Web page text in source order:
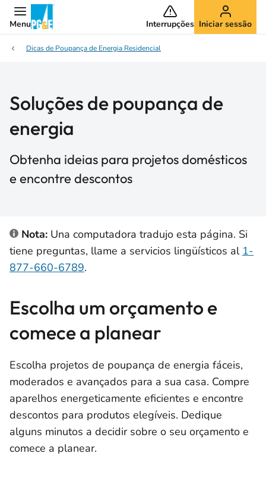
Menu Interrupções Iniciar sessão
Dicas de Poupança de Energia Residencial
Soluções de poupança de
energia
Obtenha ideias para projetos domésticos
e encontre descontos
Nota: Una computadora tradujo esta página. Si
tiene preguntas, llame a servicios lingüísticos al 1-
877-660-6789.
Escolha um orçamento e
comece a planear
Escolha projetos de poupança de energia fáceis,
moderados e avançados para a sua casa. Compre
aparelhos energeticamente eficientes e encontre
descontos para produtos elegíveis. Dedique
alguns minutos a decidir sobre o seu orçamento e
comece a planear.